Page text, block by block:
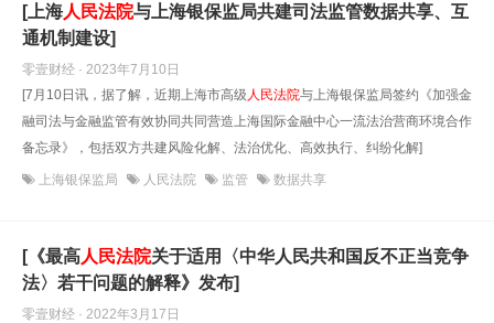
[上海人民法院与上海银保监局共建司法监管数据共享、互
通机制建设]
零壹财经 · 2023年7月10日
[7月10日讯，据了解，近期上海市高级 人民法院与上海银保监局签约《加强金
融司法与金融监管有效协同共同营造上海国际金融中心一流法治营商环境合作
备忘录》，包括双方共建风险化解、法治优化、高效执行、纠纷化解]
上海银保监局 人民法院 监管 数据共享
[《最高人民法院关于适用〈中华人民共和国反不正当竞争
法〉若干问题的解释》发布]
零壹财经 · 2022年3月17日